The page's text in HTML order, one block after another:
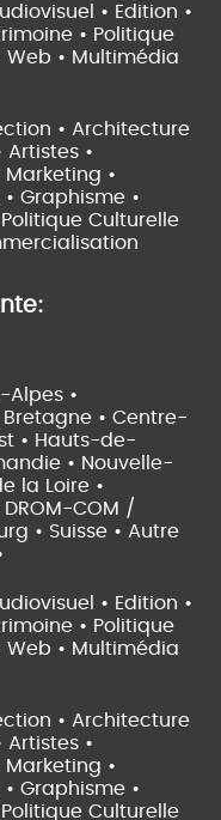
• Edition •
• Politique
Web • Multimédia
• Architecture
Artistes •
•
Graphisme •
Culturelle
Alpes •
Bretagne • Centre-
• Hauts-de-
• Nouvelle-
la Loire •
DROM-COM /
• Suisse • Autre
• Edition •
• Politique
Web • Multimédia
• Architecture
Artistes •
•
Graphisme •
Culturelle